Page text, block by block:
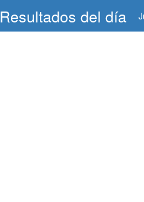
Resultados del día